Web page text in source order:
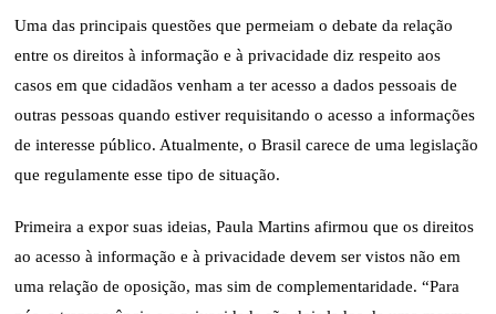
Uma das principais questões que permeiam o debate da relação
entre os direitos à informação e à privacidade diz respeito aos
casos em que cidadãos venham a ter acesso a dados pessoais de
outras pessoas quando estiver requisitando o acesso a informações
de interesse público. Atualmente, o Brasil carece de uma legislação
que regulamente esse tipo de situação.
Primeira a expor suas ideias, Paula Martins afirmou que os direitos
ao acesso à informação e à privacidade devem ser vistos não em
uma relação de oposição, mas sim de complementaridade. “Para